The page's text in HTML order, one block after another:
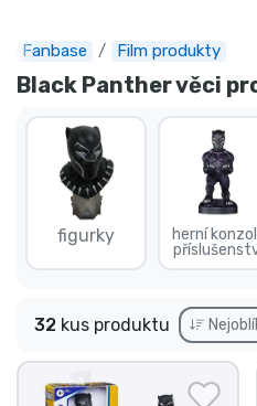
Fanbase Film produkty
Black Panther věci
figurky
herní
32 kus produktu
Expresní doručení
Předobjednat
Outlet produkty
Doprava a platba
Seriálové věci
Filmové věci
Úžasné věci